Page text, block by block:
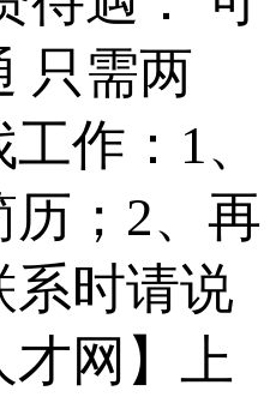
只需两
作：1、
历；2、再
系时请说
网】上